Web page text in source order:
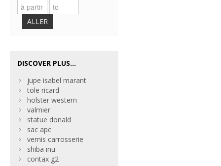
ALLER
DISCOVER PLUS...
jupe isabel marant
tole ricard
holster western
valmier
statue donald
sac apc
vernis carrosserie
shiba inu
contax g2